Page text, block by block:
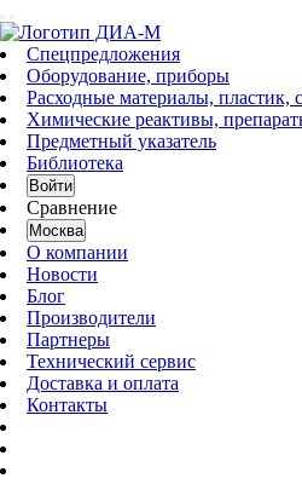
Спецпредложения
Оборудование, приборы
Расходные материалы, пластик,
Химические реактивы,
Предметный указатель
Библиотека
Войти
Сравнение
Москва
О компании
Новости
Блог
Производители
Партнеры
Технический сервис
Доставка и оплата
Контакты